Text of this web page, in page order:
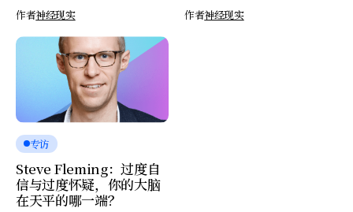
作者神经现实 作者神经现实
专访
Steve Fleming：过度自
信与过度怀疑，你的大脑
在天平的哪一端？